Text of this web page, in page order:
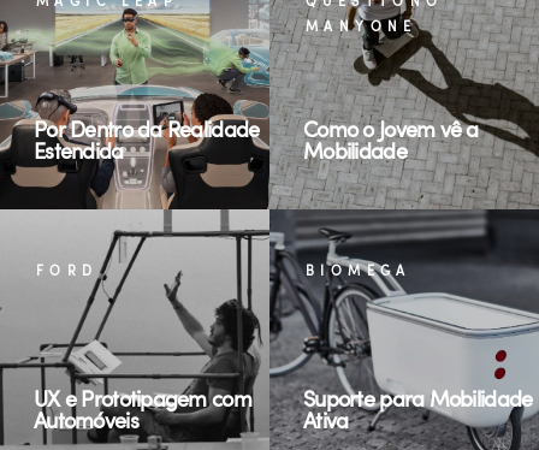
Por Dentro da Realidade
Estendida
MANYONE
Como o Jovem vê a
Mobilidade
FORD
UX e Prototipagem com
Automóveis
BIOMEGA
Suporte para Mobilidade
Ativa